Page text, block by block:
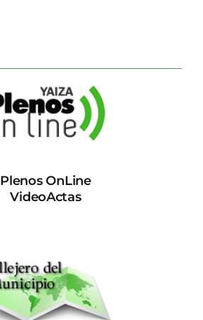
Plenos OnLine
VideoActas